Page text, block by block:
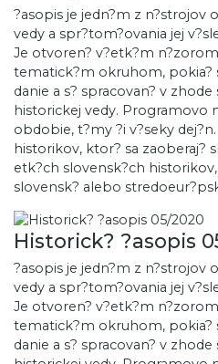
?asopis je jedn?m z n?strojov
vedy a spr?tom?ovania jej
Je otvoren? v?etk?m
tematick?m okruhom, pokia?
danie a s? spracovan? v
historickej vedy. Programovo
obdobie, t?my ?i v?seky
historikov, ktor? sa zaoberaj?
etk?ch slovensk?ch
slovensk? alebo
Historick? ?asopis
?asopis je jedn?m z n?strojov
vedy a spr?tom?ovania jej
Je otvoren? v?etk?m
tematick?m okruhom, pokia?
danie a s? spracovan? v